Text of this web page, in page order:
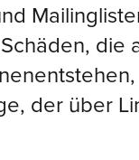
die
der über